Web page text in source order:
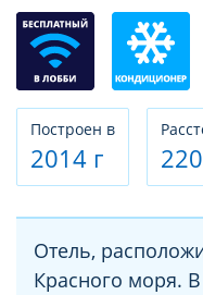
Построен в
2014 г
Отель,
Красного моря.